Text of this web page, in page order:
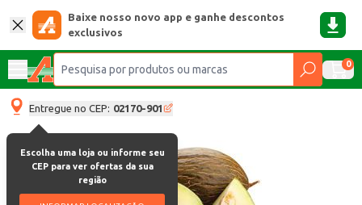
Baixe nosso novo app e ganhe descontos
exclusivos
0
Entregue no CEP: 02170-901
Escolha uma loja ou informe seu
CEP para ver ofertas da sua
região